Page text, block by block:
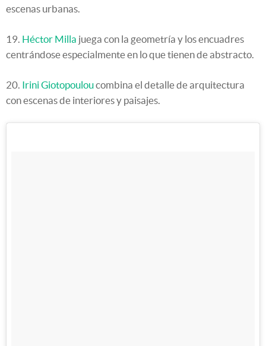
escenas urbanas.
19. Héctor Milla juega con la geometría y los encuadres
centrándose especialmente en lo que tienen de abstracto.
20. Irini Giotopouloucombina el detalle de arquitectura
con escenas de interiores y paisajes.